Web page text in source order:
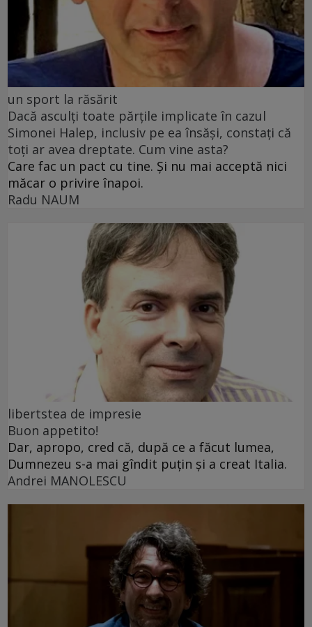
un sport la răsărit
Dacă asculți toate părțile implicate în cazul
Simonei Halep, inclusiv pe ea însăși, constați că
toți ar avea dreptate. Cum vine asta?
Care fac un pact cu tine. Și nu mai acceptă nici
măcar o privire înapoi.
Radu NAUM
libertstea de impresie
Buon appetito!
Dar, apropo, cred că, după ce a făcut lumea,
Dumnezeu s-a mai gîndit puțin și a creat Italia.
Andrei MANOLESCU